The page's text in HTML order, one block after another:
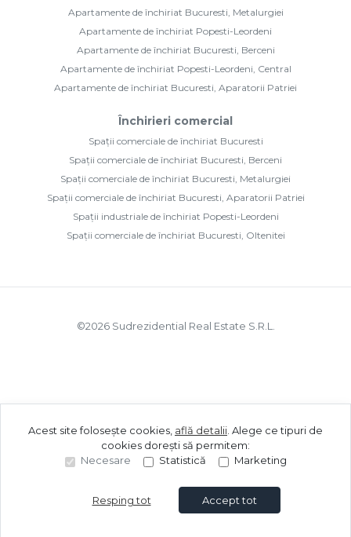
Sună acum Solicită vizionare
Apartamente de închiriat Bucuresti, Metalurgiei
Apartamente de închiriat Popesti-Leordeni
Apartamente de închiriat Bucuresti, Berceni
Apartamente de închiriat Popesti-Leordeni, Central
Apartamente de închiriat Bucuresti, Aparatorii Patriei
Închirieri comercial
Spații comerciale de închiriat Bucuresti
Spații comerciale de închiriat Bucuresti, Berceni
Spații comerciale de închiriat Bucuresti, Metalurgiei
Spații comerciale de închiriat Bucuresti, Aparatorii Patriei
Spații industriale de închiriat Popesti-Leordeni
Spații comerciale de închiriat Bucuresti, Oltenitei
©2026Sudrezidential Real Estate S.R.L.
Acest site folosește cookies, află detalii Alege ce tipuri de
cookies dorești să permitem:
Necesare
Statistică Marketing
Resping tot Accept tot